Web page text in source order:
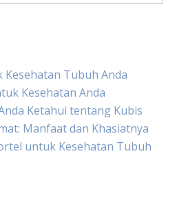
Tubuh Anda
Kesehatan Anda
Ketahui tentang Kubis
Manfaat dan Khasiatnya
untuk Kesehatan Tubuh